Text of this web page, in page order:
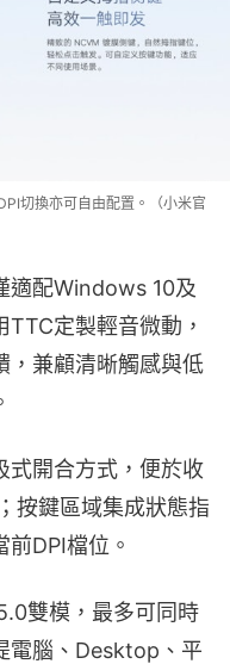
切換亦可自由配置。（小米官
適配Windows 10及
定製輕音微動，
，兼顧清晰觸感與低
式開合方式，便於收
按鍵區域集成狀態指
DPI檔位。
雙模，最多可同時
電腦、Desktop、平